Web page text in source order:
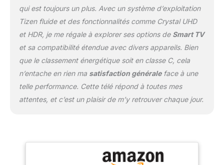
qui est toujours un plus. Avec un système d’exploitation
Tizen fluide et des fonctionnalités comme Crystal UHD
et HDR, je me régale à explorer ses options de Smart TV
et sa compatibilité étendue avec divers appareils. Bien
que le classement énergétique soit en classe C, cela
n’entache en rien ma satisfaction généraleface à une
telle performance. Cette télé répond à toutes mes
attentes, et c’est un plaisir de m’y retrouver chaque jour.